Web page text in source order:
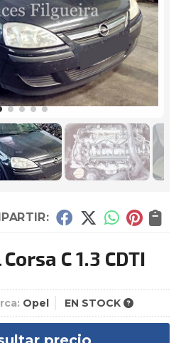
C 1.3 CDTI
Opel EN STOCK